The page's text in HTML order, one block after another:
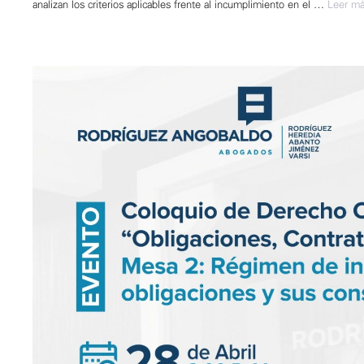
analizan los criterios aplicables frente al incumplimiento en el … Leer